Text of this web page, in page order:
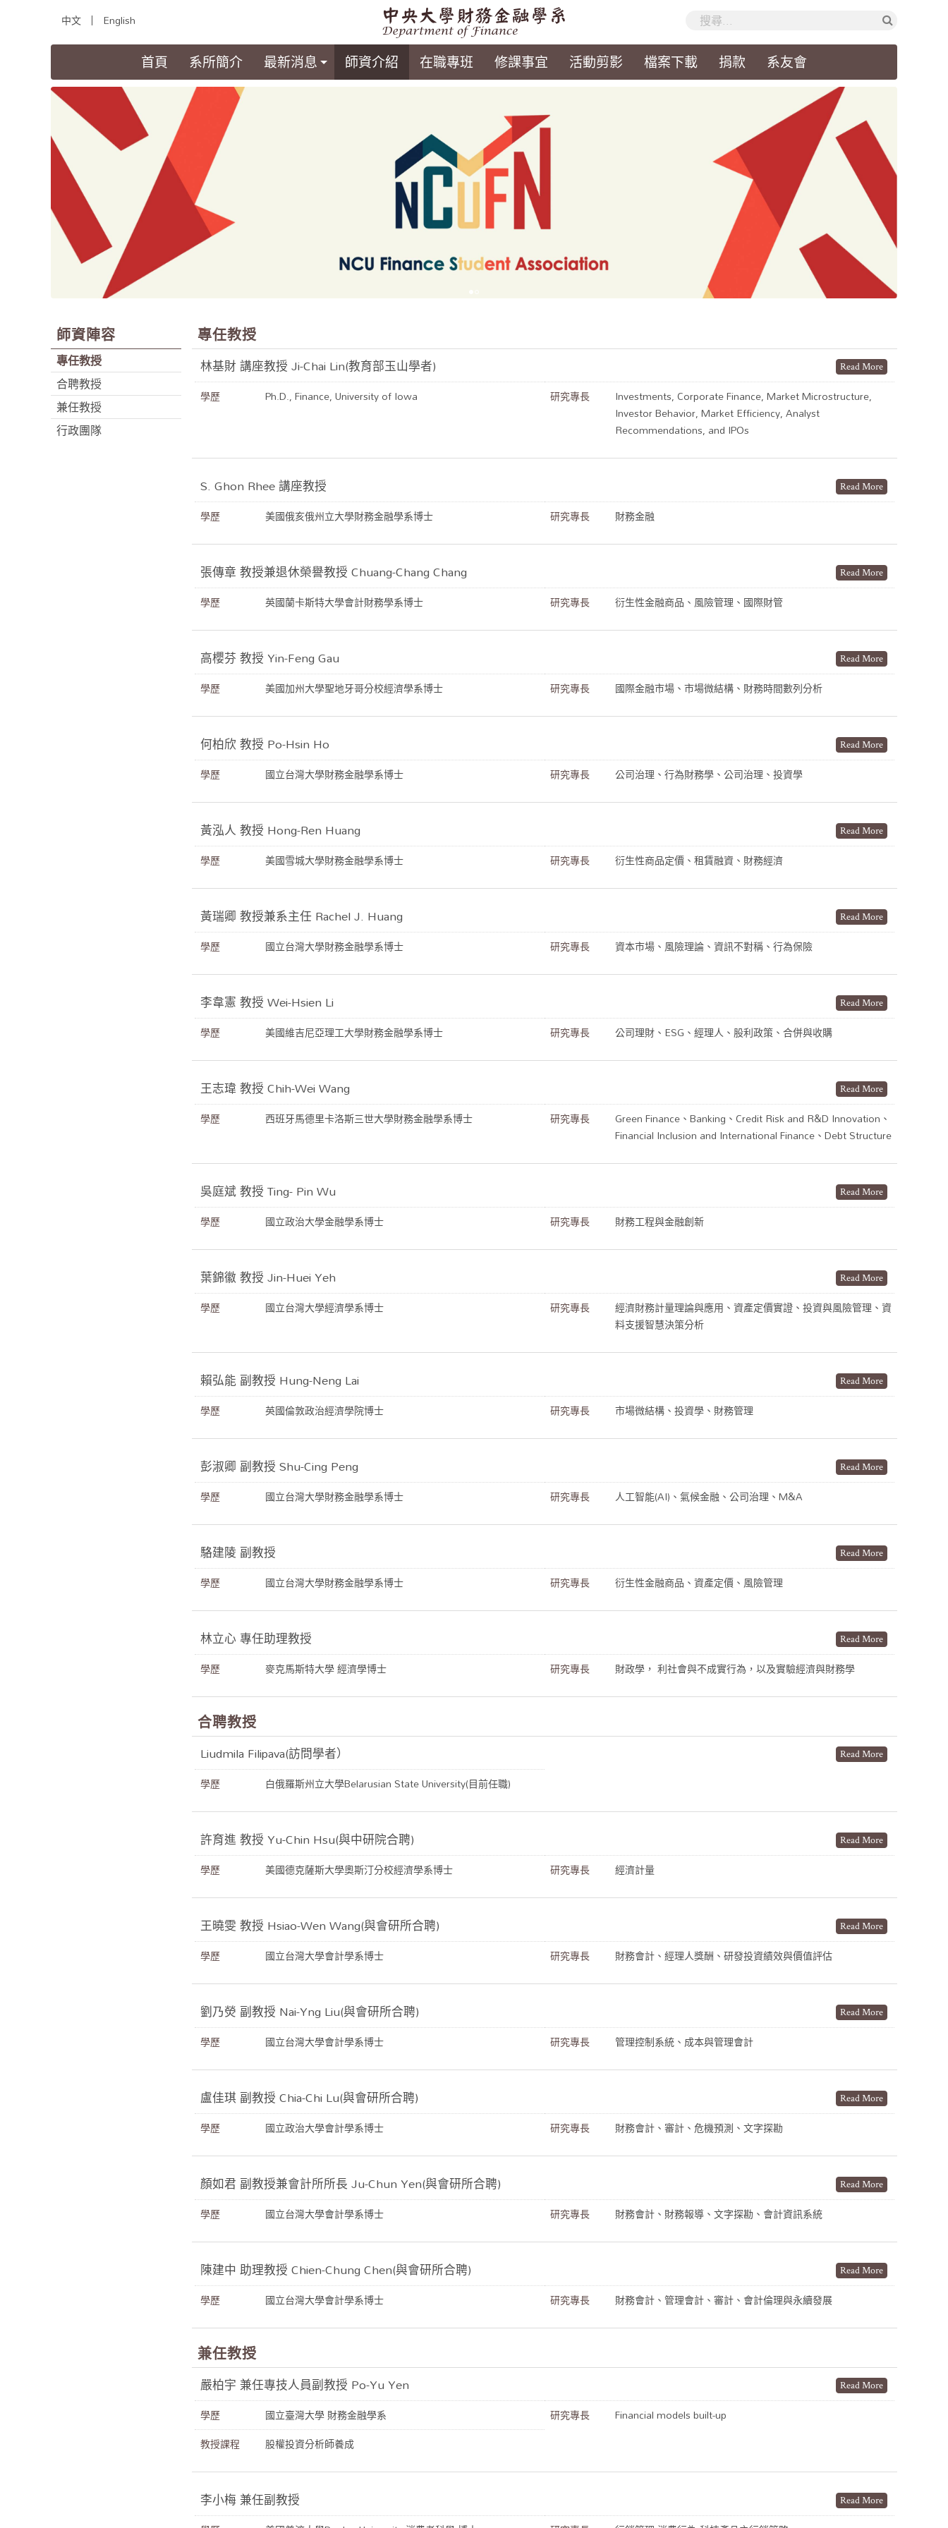
中文 English
首頁 (current)
系所簡介 最新消息 師資介紹 在職專班 修課事宜 活動剪影 檔案下載 捐款 系友會
師資陣容
專任教授
合聘教授
兼任教授
行政團隊
專任教授
林基財 講座教授 Ji-Chai Lin(教育部玉山學者) Read More
學歷 Ph.D., Finance, University of Iowa 研究專長
Investments, Corporate Finance, Market Microstructure,
Investor Behavior, Market Efficiency, Analyst
Recommendations, and IPOs
S. Ghon Rhee 講座教授 Read More
學歷 美國俄亥俄州立大學財務金融學系博士 研究專長 財務金融
張傳章 教授兼退休榮譽教授 Chuang-Chang Chang Read More
學歷 英國蘭卡斯特大學會計財務學系博士 研究專長 衍生性金融商品、風險管理、國際財管
高櫻芬 教授 Yin-Feng Gau Read More
學歷 美國加州大學聖地牙哥分校經濟學系博士 研究專長 國際金融市場、市場微結構、財務時間數列分析
何柏欣 教授 Po-Hsin Ho Read More
學歷 國立台灣大學財務金融學系博士 研究專長 公司治理、行為財務學、公司治理、投資學
黃泓人 教授 Hong-Ren Huang Read More
學歷 美國雪城大學財務金融學系博士 研究專長 衍生性商品定價、租賃融資、財務經濟
黃瑞卿 教授兼系主任 Rachel J. Huang Read More
學歷 國立台灣大學財務金融學系博士 研究專長 資本市場、風險理論、資訊不對稱、行為保險
李韋憲 教授 Wei-Hsien Li Read More
學歷 美國維吉尼亞理工大學財務金融學系博士 研究專長 公司理財、ESG、經理人、股利政策、合併與收購
王志瑋 教授 Chih-Wei Wang Read More
學歷 西班牙馬德里卡洛斯三世大學財務金融學系博士 研究專長
Green Finance、Banking、Credit Risk and R&D Innovation、
Financial Inclusion and International Finance、Debt Structure
吳庭斌 教授 Ting- Pin Wu Read More
學歷 國立政治大學金融學系博士 研究專長 財務工程與金融創新
葉錦徽 教授 Jin-Huei Yeh Read More
學歷 國立台灣大學經濟學系博士 研究專長
經濟財務計量理論與應用、資產定價實證、投資與風險管理、資
料支援智慧決策分析
賴弘能 副教授 Hung-Neng Lai Read More
學歷 英國倫敦政治經濟學院博士 研究專長 市場微結構、投資學、財務管理
彭淑卿 副教授 Shu-Cing Peng Read More
學歷 國立台灣大學財務金融學系博士 研究專長 人工智能(AI)、氣候金融、公司治理、M&A
駱建陵 副教授 Read More
學歷 國立台灣大學財務金融學系博士 研究專長 衍生性金融商品、資產定價、風險管理
林立心 專任助理教授 Read More
學歷 麥克馬斯特大學 經濟學博士 研究專長 財政學， 利社會與不成實行為，以及實驗經濟與財務學
合聘教授
Liudmila Filipava(訪問學者） Read More
學歷 白俄羅斯州立大學Belarusian State University(目前任職)
許育進 教授 Yu-Chin Hsu(與中研院合聘) Read More
學歷 美國德克薩斯大學奧斯汀分校經濟學系博士 研究專長 經濟計量
王曉雯 教授 Hsiao-Wen Wang(與會研所合聘) Read More
學歷 國立台灣大學會計學系博士 研究專長 財務會計、經理人獎酬、研發投資績效與價值評估
劉乃熒 副教授 Nai-Yng Liu(與會研所合聘) Read More
學歷 國立台灣大學會計學系博士 研究專長 管理控制系統、成本與管理會計
盧佳琪 副教授 Chia-Chi Lu(與會研所合聘) Read More
學歷 國立政治大學會計學系博士 研究專長 財務會計、審計、危機預測、文字探勘
顏如君 副教授兼會計所所長 Ju-Chun Yen(與會研所合聘) Read More
學歷 國立台灣大學會計學系博士 研究專長 財務會計、財務報導、文字探勘、會計資訊系統
陳建中 助理教授 Chien-Chung Chen(與會研所合聘) Read More
學歷 國立台灣大學會計學系博士 研究專長 財務會計、管理會計、審計、會計倫理與永續發展
兼任教授
嚴柏宇 兼任專技人員副教授 Po-Yu Yen Read More
學歷 國立臺灣大學 財務金融學系 研究專長
Financial models built-up
教授課程
股權投資分析師養成
李小梅 兼任副教授 Read More